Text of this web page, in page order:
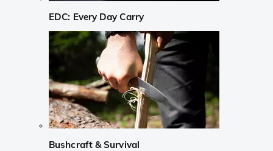
EDC: Every Day Carry
Bushcraft & Survival